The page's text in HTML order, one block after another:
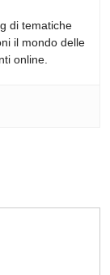
di tematiche
il mondo delle
online.